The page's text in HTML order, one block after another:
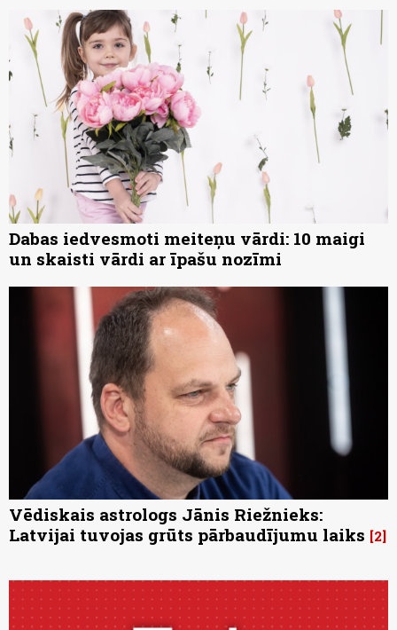
Dabas iedvesmoti meiteņu vārdi: 10 maigi
un skaisti vārdi ar īpašu nozīmi
Vēdiskais astrologs Jānis Riežnieks:
Latvijai tuvojas grūts pārbaudījumu laiks 2